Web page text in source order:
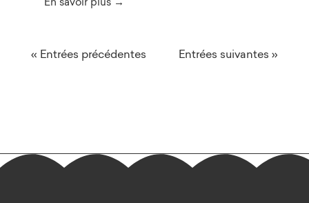
« Entrées précédentes Entrées suivantes »